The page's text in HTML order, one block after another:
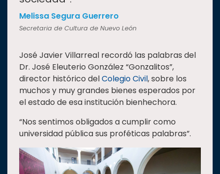
Melissa Segura Guerrero
Secretaria de Cultura de Nuevo León
José Javier Villarreal recordó las palabras del
Dr. José Eleuterio González “Gonzalitos”,
director histórico delColegio Civil, sobre los
muchos y muy grandes bienes esperados por
el estado de esa institución bienhechora.
“Nos sentimos obligados a cumplir como
universidad pública sus proféticas palabras”.